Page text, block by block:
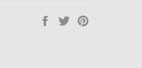
Condividi
Twitta